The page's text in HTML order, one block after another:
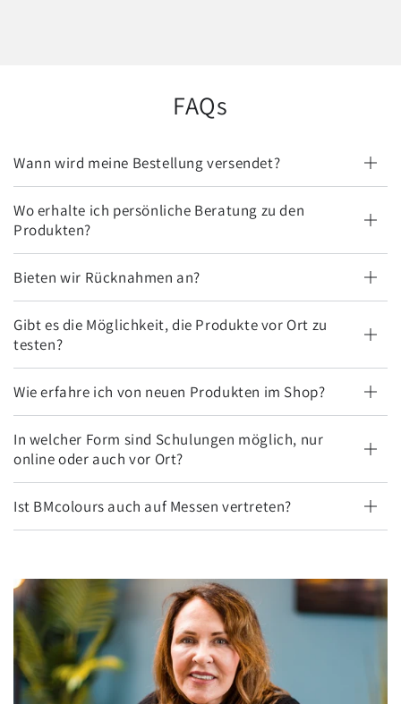
FAQs
Wann wird meine Bestellung versendet?
Wo erhalte ich persönliche Beratung zu den
Produkten?
Bieten wir Rücknahmen an?
Gibt es die Möglichkeit, die Produkte vor Ort zu
testen?
Wie erfahre ich von neuen Produkten im Shop?
In welcher Form sind Schulungen möglich, nur
online oder auch vor Ort?
Ist BMcolours auch auf Messen vertreten?